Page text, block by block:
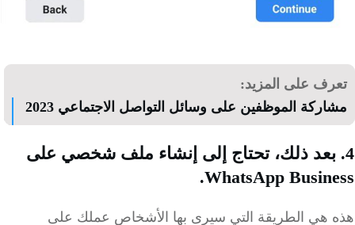
على المزيد:
الموظفين على وسائل التواصل الاجتماعي 2023
بعد ذلك، تحتاج إلى إنشاء ملف شخصي على
WhatsApp
هي الطريقة التي سيرى بها الأشخاص عملك على